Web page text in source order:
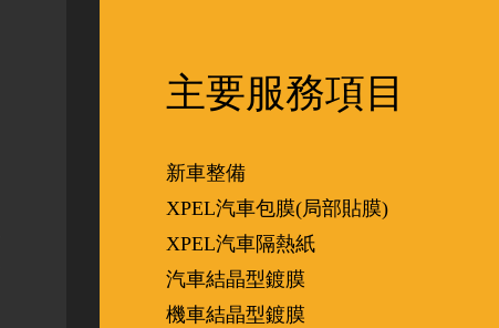
主要服務項目
新車整備
XPEL汽車包膜(局部貼膜)
XPEL汽車隔熱紙
汽車結晶型鍍膜
機車結晶型鍍膜